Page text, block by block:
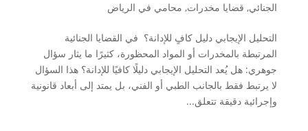
الجنائي, قضايا مخدرات, محامي في الرياض
التحليل الإيجابي دليل كافٍ للإدانة؟ في القضايا الجنائية
المرتبطة بالمخدرات أو المواد المحظورة، كثيرًا ما يثار سؤال
جوهري: هل يُعد التحليل الإيجابي دليلًا كافيًا للإدانة؟ هذا السؤال
لا يرتبط فقط بالجانب الطبي أو الفني، بل يمتد إلى أبعاد قانونية
وإجرائية دقيقة تتعلق...